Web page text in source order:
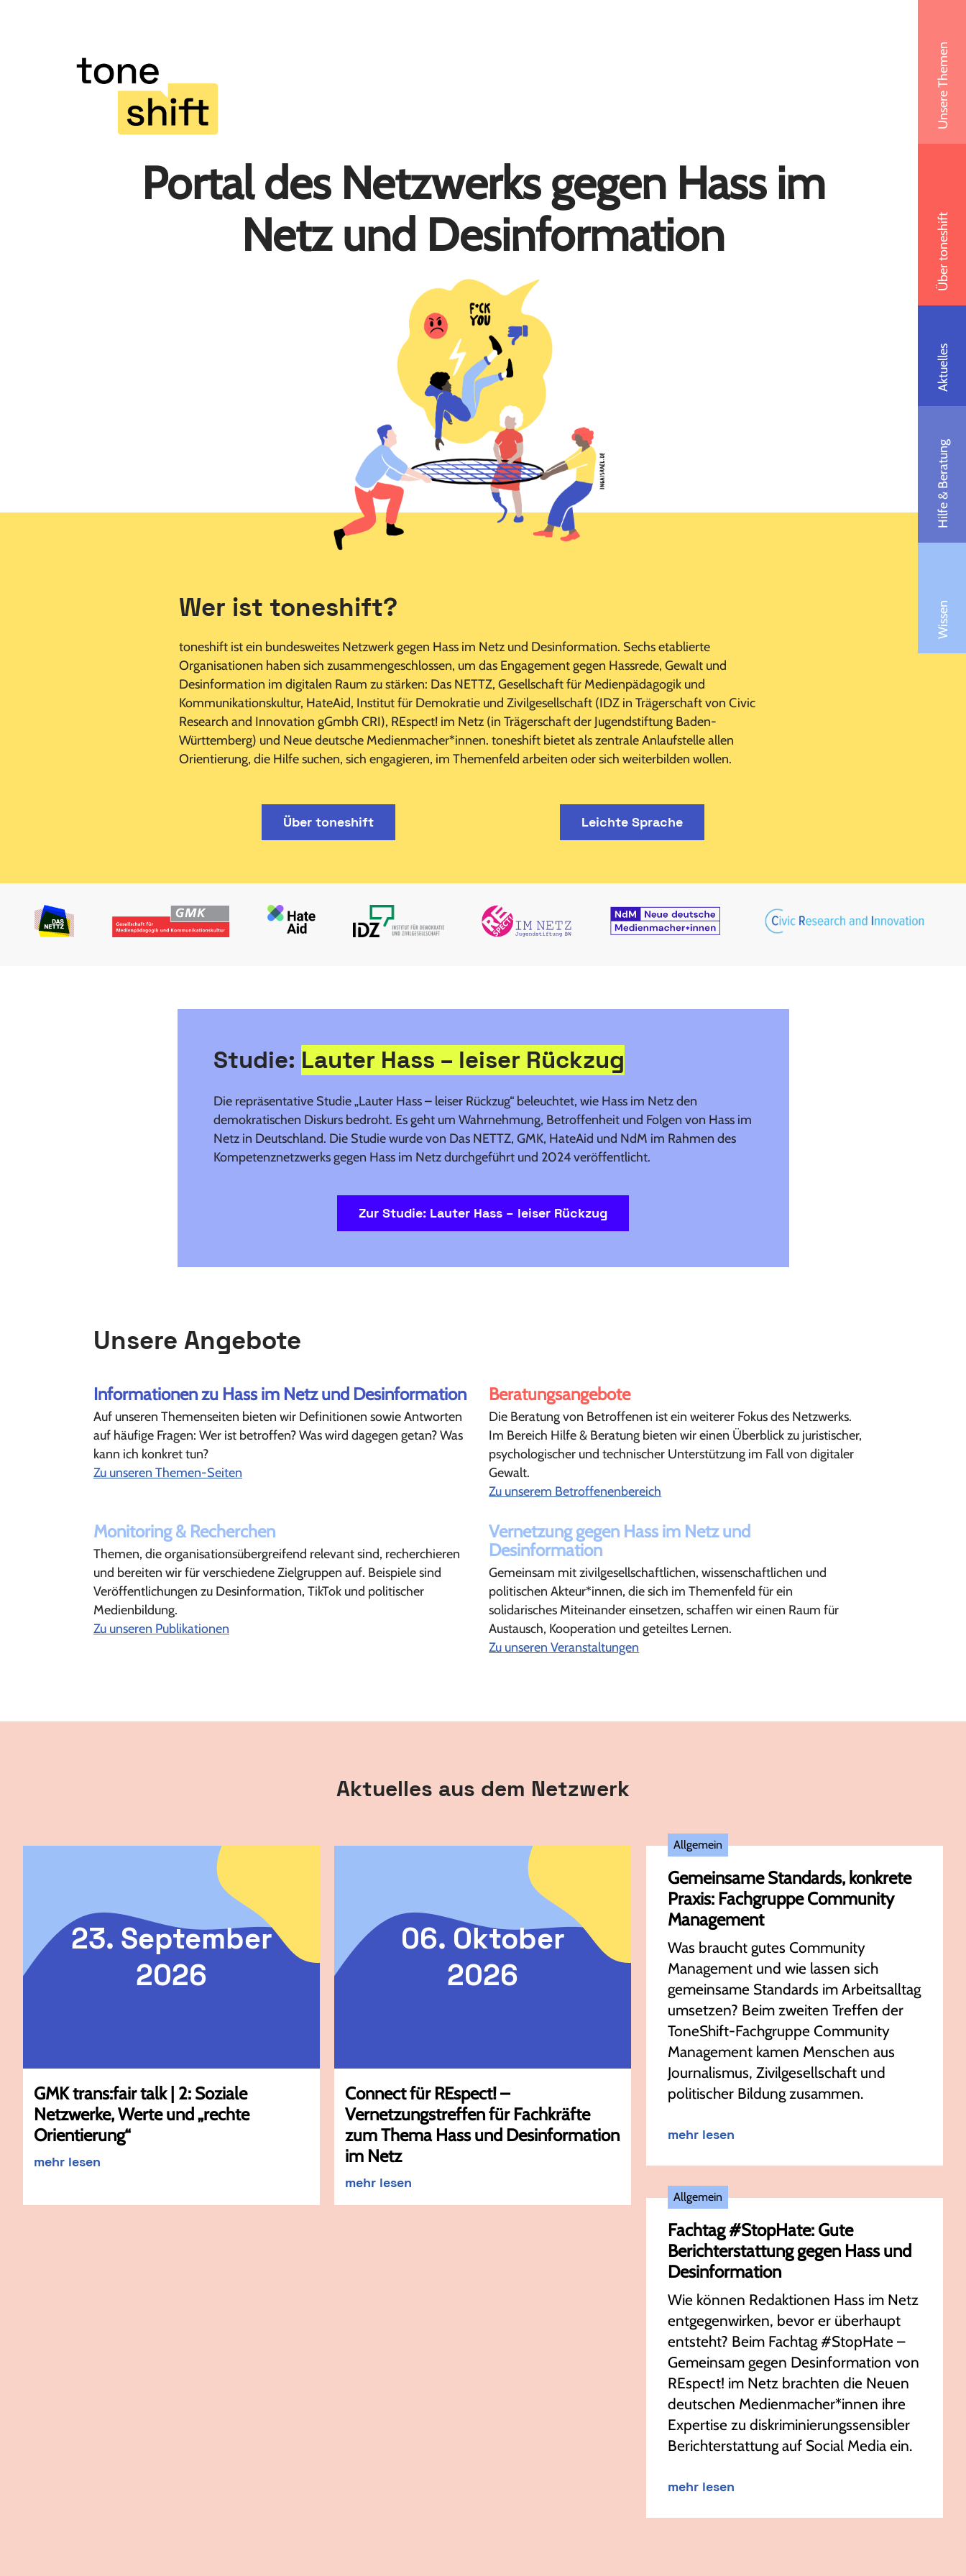
Unsere Themen
Über toneshift
Aktuelles
Hilfe & Beratung
Wissen
Portal des Netzwerks gegen Hass im
Netz und Desinformation
Wer ist toneshift?
toneshift ist ein bundesweites Netzwerk gegen Hass im Netz und Desinformation. Sechs etablierte
Organisationen haben sich zusammengeschlossen, um das Engagement gegen Hassrede, Gewalt und
Desinformation im digitalen Raum zu stärken: Das NETTZ, Gesellschaft für Medienpädagogik und
Kommunikationskultur, HateAid, Institut für Demokratie und Zivilgesellschaft (IDZ in Trägerschaft von Civic
Research and Innovation gGmbh CRI), REspect! im Netz (in Trägerschaft der Jugendstiftung Baden-
Württemberg) und Neue deutsche Medienmacher*innen. toneshift bietet als zentrale Anlaufstelle allen
Orientierung, die Hilfe suchen, sich engagieren, im Themenfeld arbeiten oder sich weiterbilden wollen.
Über toneshift Leichte Sprache
Studie: Lauter Hass – leiser Rückzug
Die repräsentative Studie „Lauter Hass – leiser Rückzug“ beleuchtet, wie Hass im Netz den
demokratischen Diskurs bedroht. Es geht um Wahrnehmung, Betroffenheit und Folgen von Hass im
Netz in Deutschland. Die Studie wurde von Das NETTZ, GMK, HateAid und NdM im Rahmen des
Kompetenznetzwerks gegen Hass im Netz durchgeführt und 2024 veröffentlicht.
Zur Studie: Lauter Hass – leiser Rückzug
Unsere Angebote
Informationen zu Hass im Netz und Desinformation
Auf unseren Themenseiten bieten wir Definitionen sowie Antworten
auf häufige Fragen: Wer ist betroffen? Was wird dagegen getan? Was
kann ich konkret tun?
Zu unseren Themen-Seiten
Monitoring & Recherchen
Themen, die organisationsübergreifend relevant sind, recherchieren
und bereiten wir für verschiedene Zielgruppen auf. Beispiele sind
Veröffentlichungen zu Desinformation, TikTok und politischer
Medienbildung.
Zu unseren Publikationen
Beratungsangebote
Die Beratung von Betroffenen ist ein weiterer Fokus des Netzwerks.
Im Bereich Hilfe & Beratung bieten wir einen Überblick zu juristischer,
psychologischer und technischer Unterstützung im Fall von digitaler
Gewalt.
Zu unserem Betroffenenbereich
Vernetzung gegen Hass im Netz und
Desinformation
Gemeinsam mit zivilgesellschaftlichen, wissenschaftlichen und
politischen Akteur*innen, die sich im Themenfeld für ein
solidarisches Miteinander einsetzen, schaffen wir einen Raum für
Austausch, Kooperation und geteiltes Lernen.
Zu unseren Veranstaltungen
Aktuelles aus dem Netzwerk
23. September
2026
GMK trans:fair talk | 2: Soziale
Netzwerke, Werte und „rechte
Orientierung“
mehr lesen
06. Oktober
2026
Connect für REspect! –
Vernetzungstreffen für Fachkräfte
zum Thema Hass und Desinformation
im Netz
mehr lesen
Allgemein
Gemeinsame Standards, konkrete
Praxis: Fachgruppe Community
Management
Was braucht gutes Community
Management und wie lassen sich
gemeinsame Standards im Arbeitsalltag
umsetzen? Beim zweiten Treffen der
ToneShift-Fachgruppe Community
Management kamen Menschen aus
Journalismus, Zivilgesellschaft und
politischer Bildung zusammen.
mehr lesen
Allgemein
Fachtag #StopHate: Gute
Berichterstattung gegen Hass und
Desinformation
Wie können Redaktionen Hass im Netz
entgegenwirken, bevor er überhaupt
entsteht? Beim Fachtag #StopHate –
Gemeinsam gegen Desinformation von
REspect! im Netz brachten die Neuen
deutschen Medienmacher*innen ihre
Expertise zu diskriminierungssensibler
Berichterstattung auf Social Media ein.
mehr lesen